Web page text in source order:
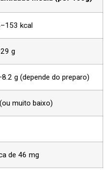
kcal
g
g (depende do preparo)
muito baixo)
de 46 mg